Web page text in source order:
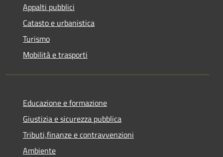
Appalti pubblici
Catasto e urbanistica
Turismo
Mobilità e trasporti
Educazione e formazione
Giustizia e sicurezza pubblica
Tributi,finanze e contravvenzioni
Ambiente